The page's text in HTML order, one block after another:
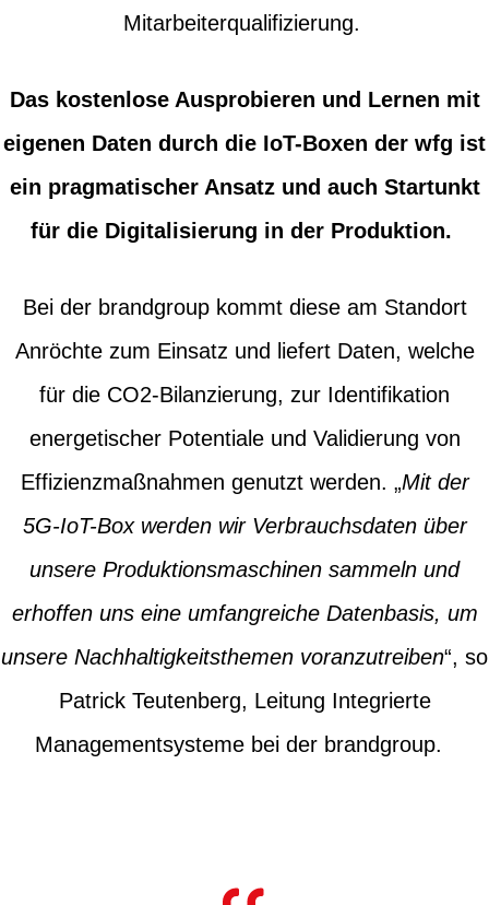
Mitarbeiterqualifizierung.
Das kostenlose Ausprobieren und Lernen mit
eigenen Daten durch die IoT-Boxen der wfg ist
ein pragmatischer Ansatz und auch Startunkt
für die Digitalisierung in der Produktion.
Bei der brandgroup kommt diese am Standort
Anröchte zum Einsatz und liefert Daten, welche
für die CO2-Bilanzierung, zur Identifikation
energetischer Potentiale und Validierung von
Effizienzmaßnahmen genutzt werden. „Mit der
5G-IoT-Box werden wir Verbrauchsdaten über
unsere Produktionsmaschinen sammeln und
erhoffen uns eine umfangreiche Datenbasis, um
unsere Nachhaltigkeitsthemen voranzutreiben“, so
Patrick Teutenberg, Leitung Integrierte
Managementsysteme bei der brandgroup.